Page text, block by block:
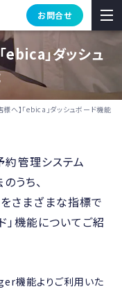
お問合せ
ebica」ダッシュ
へ】「ebica」ダッシュボード機能
約管理システム
うち、
さまざまな指標で
」機能についてご紹
機能よりご利用いた